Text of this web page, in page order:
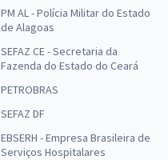
PM AL - Polícia Militar do Estado
de Alagoas
SEFAZ CE - Secretaria da
Fazenda do Estado do Ceará
PETROBRAS
SEFAZ DF
EBSERH - Empresa Brasileira de
Serviços Hospitalares